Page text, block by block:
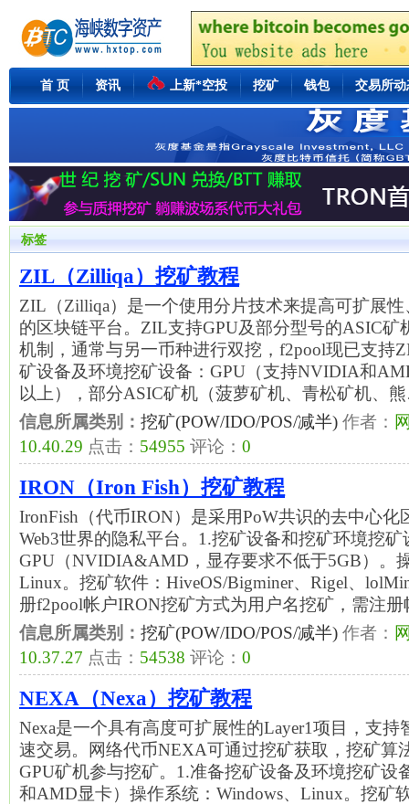
首 页 资讯 上新*空投 挖矿 钱包 交易所动
标签
ZIL（Zilliqa）挖矿教程
ZIL（Zilliqa）是一个使用分片技术来提高可扩展
的区块链平台。ZIL支持GPU及部分型号的ASIC
机制，通常与另一币种进行双挖，f2pool现已支持
矿设备及环境挖矿设备：GPU（支持NVIDIA和
以上），部分ASIC矿机（菠萝矿机、青松矿机、
信息所属类别： 挖矿(POW/IDO/POS/减半) 作者：
10.40.29 点击： 54955 评论： 0
IRON（Iron Fish）挖矿教程
IronFish（代币IRON）是采用PoW共识的去中心化
Web3世界的隐私平台。1.挖矿设备和挖矿环境挖矿
GPU（NVIDIA&AMD，显存要求不低于5GB）。
Linux。挖矿软件：HiveOS/Bigminer、Rigel、
册f2pool帐户IRON挖矿方式为用户名挖矿，需注
信息所属类别： 挖矿(POW/IDO/POS/减半) 作者：
10.37.27 点击： 54538 评论： 0
NEXA（Nexa）挖矿教程
Nexa是一个具有高度可扩展性的Layer1项目，支
速交易。网络代币NEXA可通过挖矿获取，挖矿算
GPU矿机参与挖矿。1.准备挖矿设备及环境挖矿设
和AMD显卡）操作系统：Windows、Linux。挖矿